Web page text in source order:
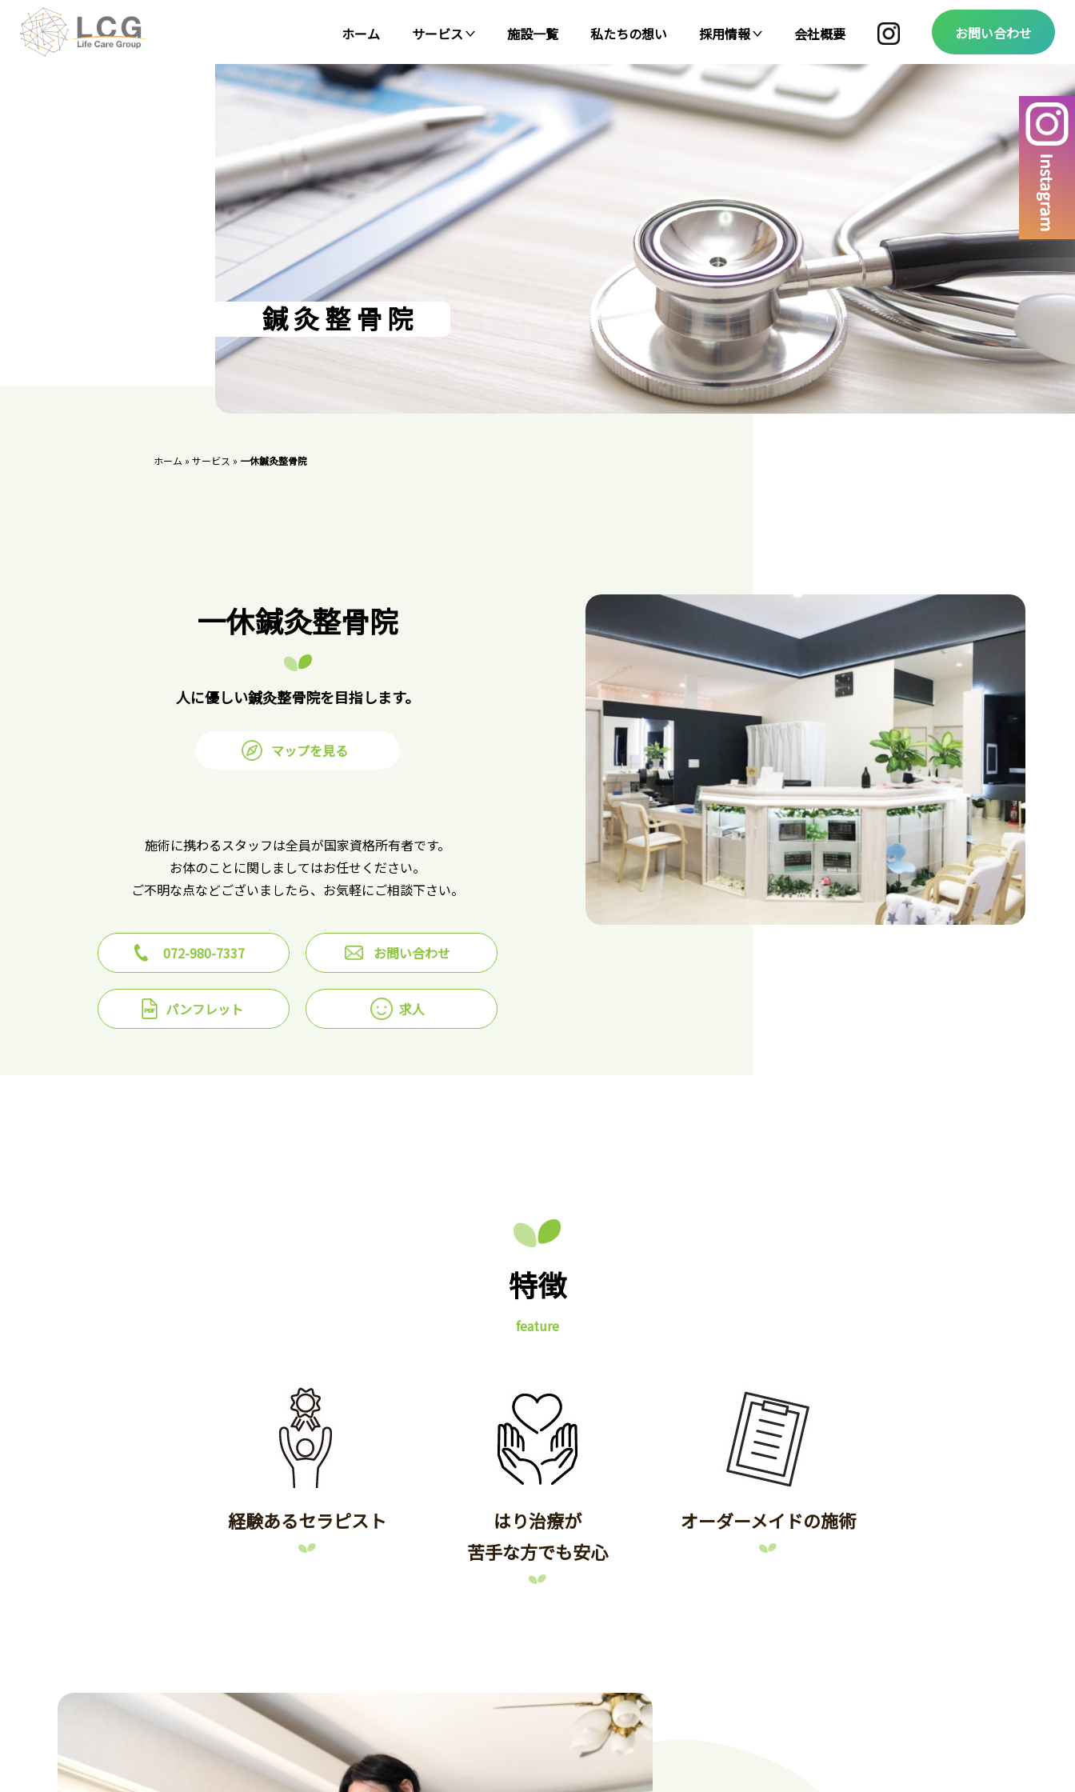
ホーム サービス 施設一覧 私たちの想い 採用情報 会社概要 お問い合わせ
鍼灸整 骨 院
ホーム » サービス » 一休鍼灸整骨院
一休鍼灸整骨院
人に優しい鍼灸整骨院を目指します。
マップを見る
施術に携わるスタッフは全員が国家資格所有者です。
お体のことに関しましてはお任せください。
ご不明な点などございましたら、お気軽にご相談下さい。
072-980-7337 お問い合わせ
パンフレット 求人
特徴
feature
経験あるセラピスト
はり治療が
苦手な方でも安心
オーダーメイドの施術